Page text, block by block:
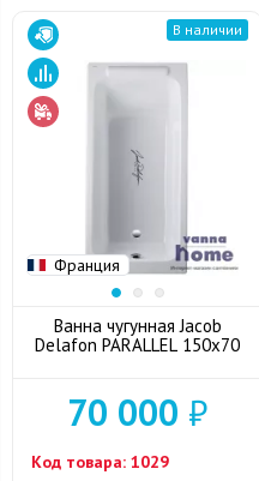
Франция
В наличии
Ванна чугунная Jacob
Delafon PARALLEL 150х70
70 000 ₽
Код товара: 1029